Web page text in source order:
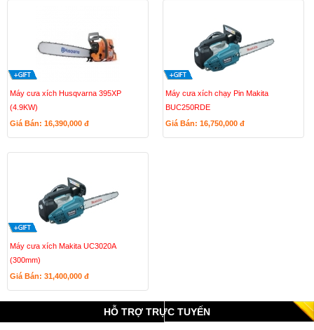
Máy cưa xích Husqvarna 395XP
(4.9KW)
Giá Bán: 16,390,000 đ
Máy cưa xích chạy Pin Makita
BUC250RDE
Giá Bán: 16,750,000 đ
Máy cưa xích Makita UC3020A
(300mm)
Giá Bán: 31,400,000 đ
HỖ TRỢ TRỰC TUYẾN